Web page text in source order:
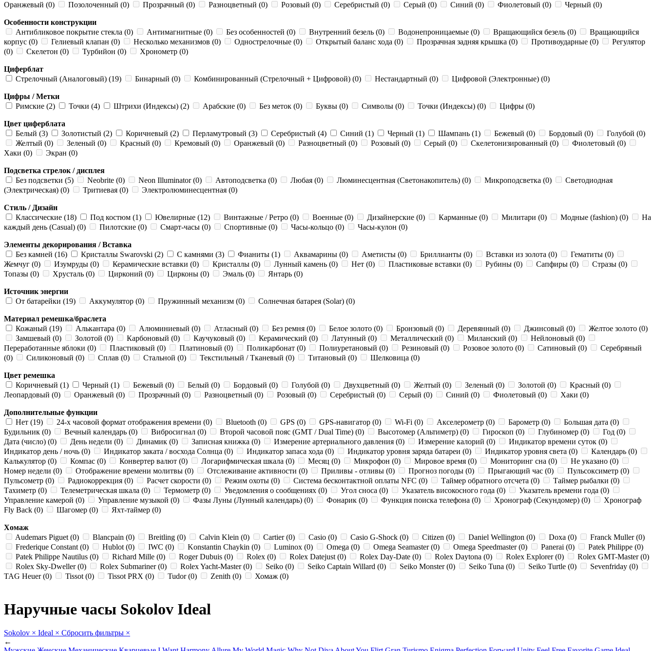
Оранжевый (0)
Позолоченный (0) Прозрачный (0) Разноцветный (0) Розовый (0) Серебристый (0) Серый (0) Синий (0) Фиолетовый (0) Черный (0)
Особенности конструкции
Антибликовое покрытие стекла (0)
Антимагнитные (0) Без особенностей (0) Внутренний безель (0) Водонепроницаемые (0) Вращающийся безель (0)
Вращающийся
корпус (0)
Гелиевый клапан (0) Несколько механизмов (0) Однострелочные (0) Открытый баланс хода (0) Прозрачная задняя крышка (0) Противоударные (0)
Регулятор
(0)
Скелетон (0) Турбийон (0) Хронометр (0)
Циферблат
Стрелочный (Аналоговый) (19)
Бинарный (0) Комбинированный (Стрелочный + Цифровой) (0) Нестандартный (0) Цифровой (Электронные) (0)
Цифры / Метки
Римские (2)
Точки (4) Штрихи (Индексы) (2) Арабские (0) Без меток (0) Буквы (0) Символы (0) Точки (Индексы) (0) Цифры (0)
Цвет циферблата
Белый (3)
Золотистый (2) Коричневый (2) Перламутровый (3) Серебристый (4) Синий (1) Черный (1) Шампань (1) Бежевый (0) Бордовый (0)
Голубой (0)
Желтый (0)
Зеленый (0) Красный (0) Кремовый (0) Оранжевый (0) Разноцветный (0) Розовый (0) Серый (0) Скелетонизированный (0)
Фиолетовый (0)
Хаки (0)
Экран (0)
Подсветка стрелок / дисплея
Без подсветки (5)
Neobrite (0) Neon Illuminator (0) Автоподсветка (0) Любая (0) Люминесцентная (Светонакопитель) (0) Микроподсветка (0)
Светодиодная
(Электрическая) (0)
Тритиевая (0) Электролюминесцентная (0)
Стиль / Дизайн
Классические (18)
Под костюм (1) Ювелирные (12) Винтажные / Ретро (0) Военные (0) Дизайнерские (0) Карманные (0) Милитари (0) Модные (fashion) (0)
На
каждый день (Casual) (0)
Пилотские (0) Смарт-часы (0) Спортивные (0) Часы-кольцо (0) Часы-кулон (0)
Элементы декорирования / Вставка
Без камней (16)
Кристаллы Swarovski (2) С камнями (3) Фианиты (1) Аквамарины (0) Аметисты (0) Бриллианты (0) Вставки из золота (0)
Гематиты (0)
Жемчуг (0)
Изумруды (0) Керамические вставки (0) Кристаллы (0) Лунный камень (0) Нет (0) Пластиковые вставки (0) Рубины (0) Сапфиры (0)
Стразы (0)
Топазы (0)
Хрусталь (0) Цирконий (0) Цирконы (0) Эмаль (0) Янтарь (0)
Источник энергии
От батарейки (19)
Аккумулятор (0) Пружинный механизм (0) Солнечная батарея (Solar) (0)
Материал ремешка/браслета
Кожаный (19)
Алькантара (0) Алюминиевый (0) Атласный (0) Без ремня (0) Белое золото (0) Бронзовый (0) Деревянный (0) Джинсовый (0)
Желтое золото (0)
Замшевый (0)
Золотой (0) Карбоновый (0) Каучуковый (0) Керамический (0) Латунный (0) Металлический (0) Миланский (0)
Нейлоновый (0)
Переработанные яблоки (0)
Пластиковый (0) Платиновый (0) Поликарбонат (0) Полиуретановый (0) Резиновый (0) Розовое золото (0) Сатиновый (0)
Серебряный
(0)
Силиконовый (0) Сплав (0) Стальной (0) Текстильный / Тканевый (0) Титановый (0) Шелковица (0)
Цвет ремешка
Коричневый (1)
Черный (1) Бежевый (0) Белый (0) Бордовый (0) Голубой (0) Двухцветный (0) Желтый (0) Зеленый (0) Золотой (0)
Красный (0)
Леопардовый (0)
Оранжевый (0) Прозрачный (0) Разноцветный (0) Розовый (0) Серебристый (0) Серый (0) Синий (0) Фиолетовый (0) Хаки (0)
Дополнительные функции
Нет (19)
24-х часовой формат отображения времени (0) Bluetooth (0) GPS (0) GPS-навигатор (0) Wi-Fi (0) Акселерометр (0) Барометр (0)
Большая дата (0)
Будильник (0)
Вечный календарь (0) Вибросигнал (0) Второй часовой пояс (GMT / Dual Time) (0) Высотомер (Альтиметр) (0) Гироскоп (0) Глубиномер (0)
Год (0)
Дата (число) (0)
День недели (0) Динамик (0) Записная книжка (0) Измерение артериального давления (0) Измерение калорий (0)
Индикатор времени суток (0)
Индикатор день / ночь (0)
Индикатор заката / восхода Солнца (0) Индикатор запаса хода (0) Индикатор уровня заряда батареи (0) Индикатор уровня света (0)
Календарь (0)
Калькулятор (0)
Компас (0) Конвертер валют (0) Логарифмическая шкала (0) Месяц (0) Микрофон (0) Мировое время (0) Мониторинг сна (0)
Не указано (0)
Номер недели (0)
Отображение времени молитвы (0) Отслеживание активности (0) Приливы - отливы (0) Прогноз погоды (0) Прыгающий час (0)
Пульсоксиметр (0)
Пульсометр (0)
Радиокоррекция (0) Расчет скорости (0) Режим охоты (0) Система бесконтактной оплаты NFC (0) Таймер обратного отсчета (0)
Таймер рыбалки (0)
Тахиметр (0)
Телеметрическая шкала (0) Термометр (0) Уведомления о сообщениях (0) Угол сноса (0) Указатель високосного года (0)
Указатель времени года (0)
Управление камерой (0)
Управление музыкой (0) Фазы Луны (Лунный календарь) (0) Фонарик (0) Функция поиска телефона (0) Хронограф (Секундомер) (0)
Хронограф
Fly Back (0)
Шагомер (0) Яхт-таймер (0)
Хомаж
Audemars Piguet (0)
Blancpain (0) Breitling (0) Calvin Klein (0) Cartier (0) Casio (0) Casio G-Shock (0) Citizen (0) Daniel Wellington (0) Doxa (0)
Franck Muller (0)
Frederique Constant (0)
Hublot (0) IWC (0) Konstantin Chaykin (0) Luminox (0) Omega (0) Omega Seamaster (0) Omega Speedmaster (0) Panerai (0)
Patek Philippe (0)
Patek Philippe Nautilus (0)
Richard Mille (0) Roger Dubuis (0) Rolex (0) Rolex Datejust (0) Rolex Day-Date (0) Rolex Daytona (0) Rolex Explorer (0)
Rolex GMT-Master (0)
Rolex Sky-Dweller (0)
Rolex Submariner (0) Rolex Yacht-Master (0) Seiko (0) Seiko Captain Willard (0) Seiko Monster (0) Seiko Tuna (0) Seiko Turtle (0)
Sevenfriday (0)
TAG Heuer (0)
Tissot (0) Tissot PRX (0) Tudor (0) Zenith (0) Хомаж (0)
Наручные часы Sokolov Ideal
Sokolov × Ideal × Сбросить фильтры ×
←